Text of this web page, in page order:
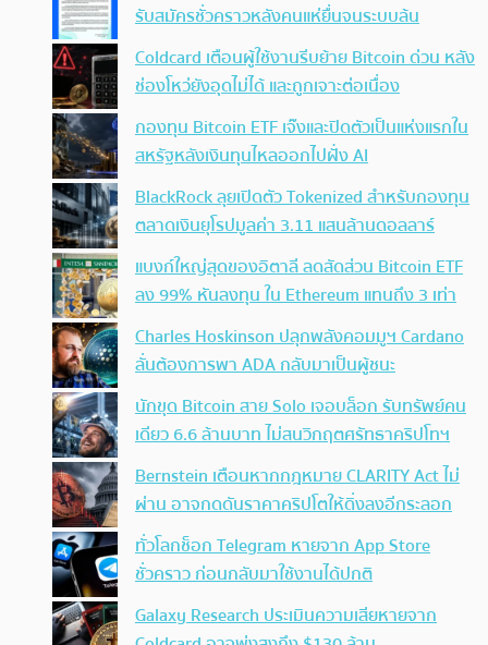
รับสมัครชั่วคราวหลังคนแห่ยื่นจนระบบล้น
Coldcard เตือนผู้ใช้งานรีบย้าย Bitcoin ด่วน หลัง
ช่องโหว่ยังอุดไม่ได้ และถูกเจาะต่อเนื่อง
กองทุน Bitcoin ETF เจ๊งและปิดตัวเป็นแห่งแรกใน
สหรัฐหลังเงินทุนไหลออกไปฝั่ง AI
BlackRock ลุยเปิดตัว Tokenized สำหรับกองทุน
ตลาดเงินยุโรปมูลค่า 3.11 แสนล้านดอลลาร์
แบงก์ใหญ่สุดของอิตาลี ลดสัดส่วน Bitcoin ETF
ลง 99% หันลงทุน ใน Ethereum แทนถึง 3 เท่า
Charles Hoskinson ปลุกพลังคอมมูฯ Cardano
ลั่นต้องการพา ADA กลับมาเป็นผู้ชนะ
นักขุด Bitcoin สาย Solo เจอบล็อก รับทรัพย์คน
เดียว 6.6 ล้านบาท ไม่สนวิกฤตศรัทธาคริปโทฯ
Bernstein เตือนหากกฎหมาย CLARITY Act ไม่
ผ่าน อาจกดดันราคาคริปโตให้ดิ่งลงอีกระลอก
ทั่วโลกช็อก Telegram หายจาก App Store
ชั่วคราว ก่อนกลับมาใช้งานได้ปกติ
Galaxy Research ประเมินความเสียหายจาก